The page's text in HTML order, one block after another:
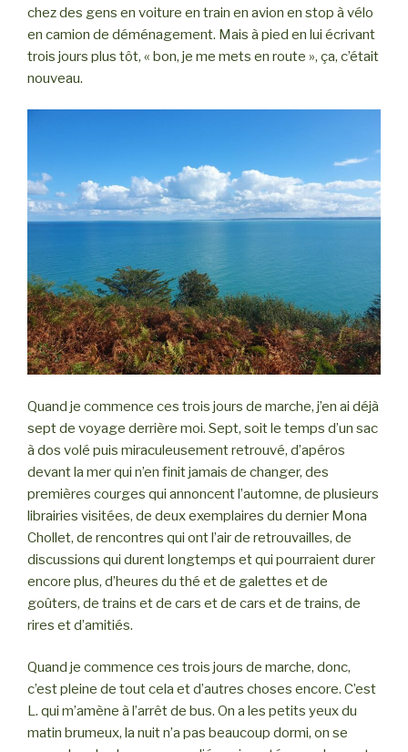
chez des gens en voiture en train en avion en stop à vélo
en camion de déménagement. Mais à pied en lui écrivant
trois jours plus tôt, « bon, je me mets en route », ça, c’était
nouveau.
Quand je commence ces trois jours de marche, j’en ai déjà
sept de voyage derrière moi. Sept, soit le temps d’un sac
à dos volé puis miraculeusement retrouvé, d’apéros
devant la mer qui n’en finit jamais de changer, des
premières courges qui annoncent l’automne, de plusieurs
librairies visitées, de deux exemplaires du dernier Mona
Chollet, de rencontres qui ont l’air de retrouvailles, de
discussions qui durent longtemps et qui pourraient durer
encore plus, d’heures du thé et de galettes et de
goûters, de trains et de cars et de cars et de trains, de
rires et d’amitiés.
Quand je commence ces trois jours de marche, donc,
c’est pleine de tout cela et d’autres choses encore. C’est
L. qui m’amène à l’arrêt de bus. On a les petits yeux du
matin brumeux, la nuit n’a pas beaucoup dormi, on se